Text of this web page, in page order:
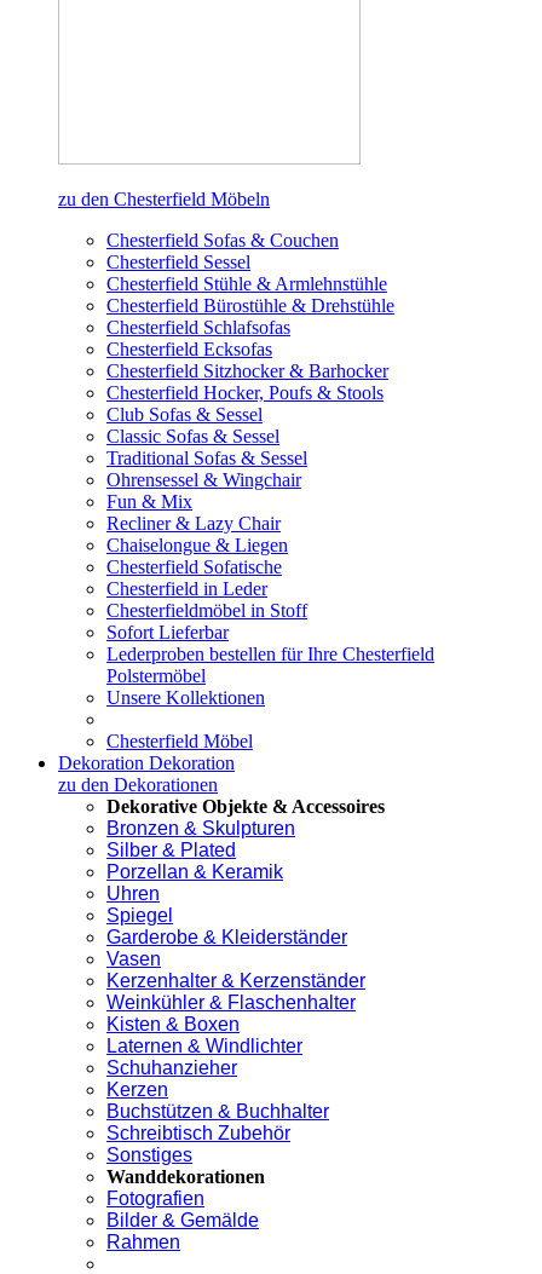
zu den Chesterfield Möbeln
Chesterfield Sofas & Couchen
Chesterfield Sessel
Chesterfield Stühle & Armlehnstühle
Chesterfield Bürostühle & Drehstühle
Chesterfield Schlafsofas
Chesterfield Ecksofas
Chesterfield Sitzhocker & Barhocker
Chesterfield Hocker, Poufs & Stools
Club Sofas & Sessel
Classic Sofas & Sessel
Traditional Sofas & Sessel
Ohrensessel & Wingchair
Fun & Mix
Recliner & Lazy Chair
Chaiselongue & Liegen
Chesterfield Sofatische
Chesterfield in Leder
Chesterfieldmöbel in Stoff
Sofort Lieferbar
Lederproben bestellen für Ihre Chesterfield
Polstermöbel
Unsere Kollektionen
Chesterfield Möbel
Dekoration Dekoration
zu den Dekorationen
Dekorative Objekte & Accessoires
Bronzen & Skulpturen
Silber & Plated
Porzellan & Keramik
Uhren
Spiegel
Garderobe & Kleiderständer
Vasen
Kerzenhalter & Kerzenständer
Weinkühler & Flaschenhalter
Kisten & Boxen
Laternen & Windlichter
Schuhanzieher
Kerzen
Buchstützen & Buchhalter
Schreibtisch Zubehör
Sonstiges
Wanddekorationen
Fotografien
Bilder & Gemälde
Rahmen